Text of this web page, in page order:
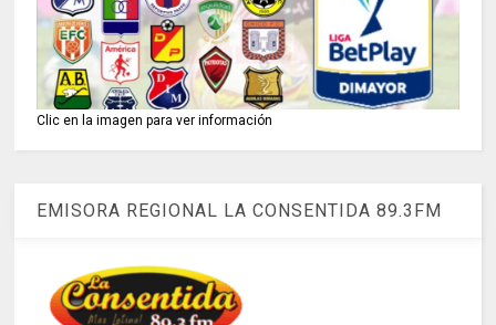
Clic en la imagen para ver información
EMISORA REGIONAL LA CONSENTIDA 89.3FM